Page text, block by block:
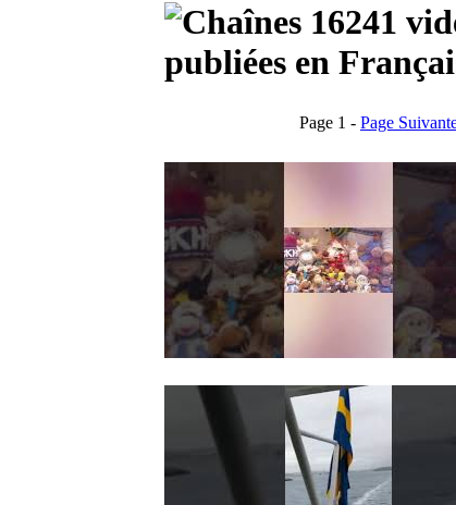
16241
publiées en
Page 1 - Page